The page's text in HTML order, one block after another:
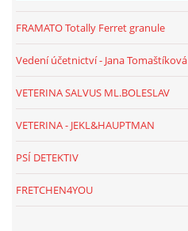
FRAMATO Totally Ferret granule
Vedení účetnictví - Jana Tomaštíková
VETERINA SALVUS ML.BOLESLAV
VETERINA - JEKL&HAUPTMAN
PSÍ DETEKTIV
FRETCHEN4YOU